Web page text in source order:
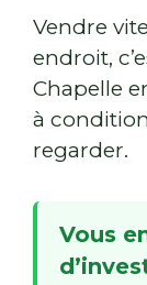
Vendre
endroit,
Chapelle
à
regarder.
Vous